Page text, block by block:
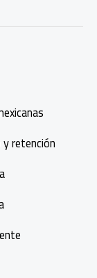
retención